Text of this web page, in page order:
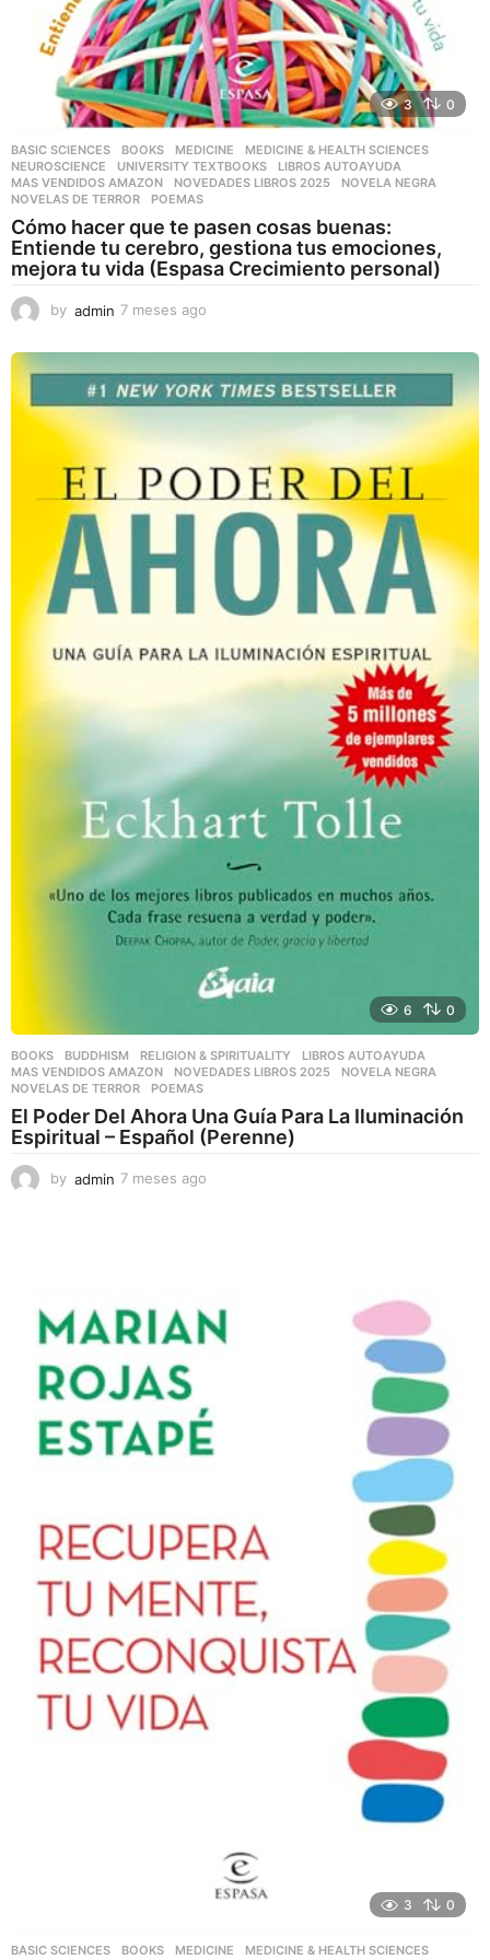
3 0
BASIC SCIENCES ,BOOKS ,MEDICINE ,MEDICINE & HEALTH SCIENCES
NEUROSCIENCE
,UNIVERSITY TEXTBOOKS LIBROS AUTOAYUDA
MAS VENDIDOS AMAZON
,NOVEDADES LIBROS 2025 ,NOVELA NEGRA
NOVELAS DE TERROR
,POEMAS
Cómo hacer que te pasen cosas buenas:
Entiende tu cerebro, gestiona tus emociones,
mejora tu vida (Espasa Crecimiento personal)
by admin 7 meses ago
e
s
e
o
6 0
BOOKS ,BUDDHISM ,RELIGION & SPIRITUALITY LIBROS AUTOAYUDA
MAS VENDIDOS AMAZON
,NOVEDADES LIBROS 2025 ,NOVELA NEGRA
NOVELAS DE TERROR
,POEMAS
El Poder Del Ahora Una Guía Para La Iluminación
Espiritual – Español (Perenne)
by admin 7 meses ago
g
3 0
BASIC SCIENCES ,BOOKS ,MEDICINE ,MEDICINE & HEALTH SCIENCES